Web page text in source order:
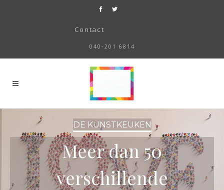
Contact
040-201 6814
DE KUNSTKEUKEN
Meer dan 50
verschillende